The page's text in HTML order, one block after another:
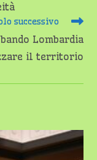
successivo
Lombardia
il territorio